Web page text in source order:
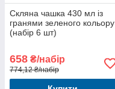
Скляна чашка 430 мл із
гранями зеленого кольору
(набір 6 шт)
658 ₴/набір
774,12 ₴/набір